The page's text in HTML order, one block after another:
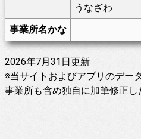
うなざわ
事業所名かな
2026年7月31日更新
※当サイトおよびアプリのデー
事業所も含め独自に加筆修正し